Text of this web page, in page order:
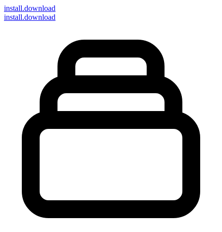
install.download
install.download